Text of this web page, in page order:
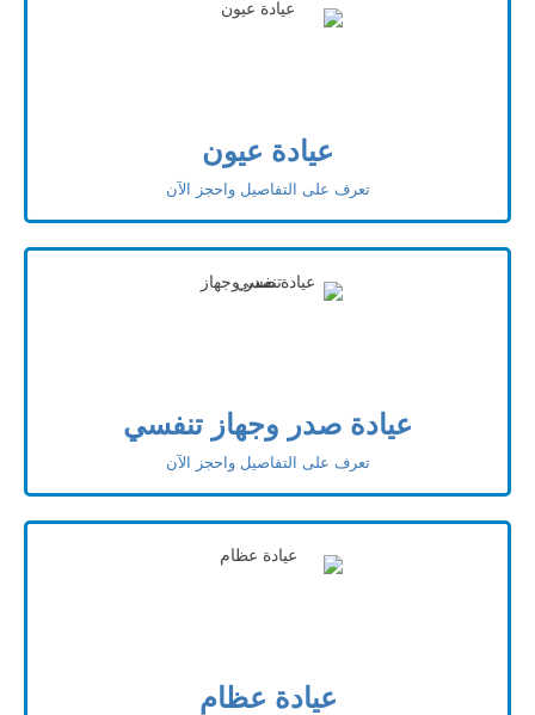
عيادة عيون
تعرف على التفاصيل واحجز الآن
عيادة صدر وجهاز تنفسي
تعرف على التفاصيل واحجز الآن
عيادة عظام